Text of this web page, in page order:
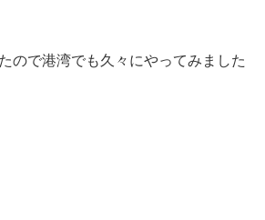
ので港湾でも久々にやってみました